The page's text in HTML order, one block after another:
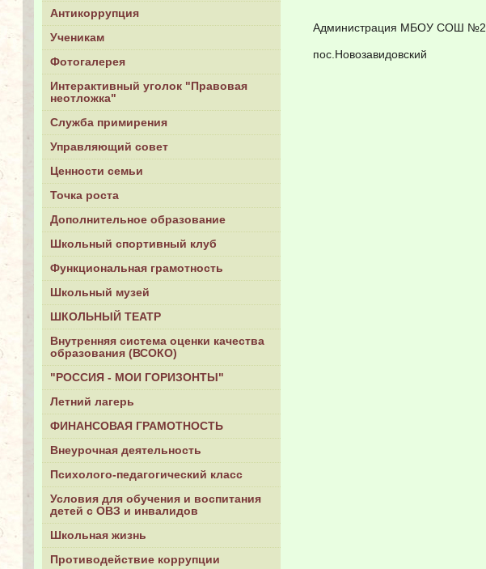
Антикоррупция
Ученикам
Фотогалерея
Интерактивный уголок "Правовая
неотложка"
Служба примирения
Управляющий совет
Ценности семьи
Точка роста
Дополнительное образование
Школьный спортивный клуб
Функциональная грамотность
Школьный музей
ШКОЛЬНЫЙ ТЕАТР
Внутренняя система оценки качества
образования (ВСОКО)
"РОССИЯ - МОИ ГОРИЗОНТЫ"
Летний лагерь
ФИНАНСОВАЯ ГРАМОТНОСТЬ
Внеурочная деятельность
Психолого-педагогический класс
Условия для обучения и воспитания
детей с ОВЗ и инвалидов
Школьная жизнь
Противодействие коррупции
Администрация МБОУ СОШ №2
пос.Новозавидовский